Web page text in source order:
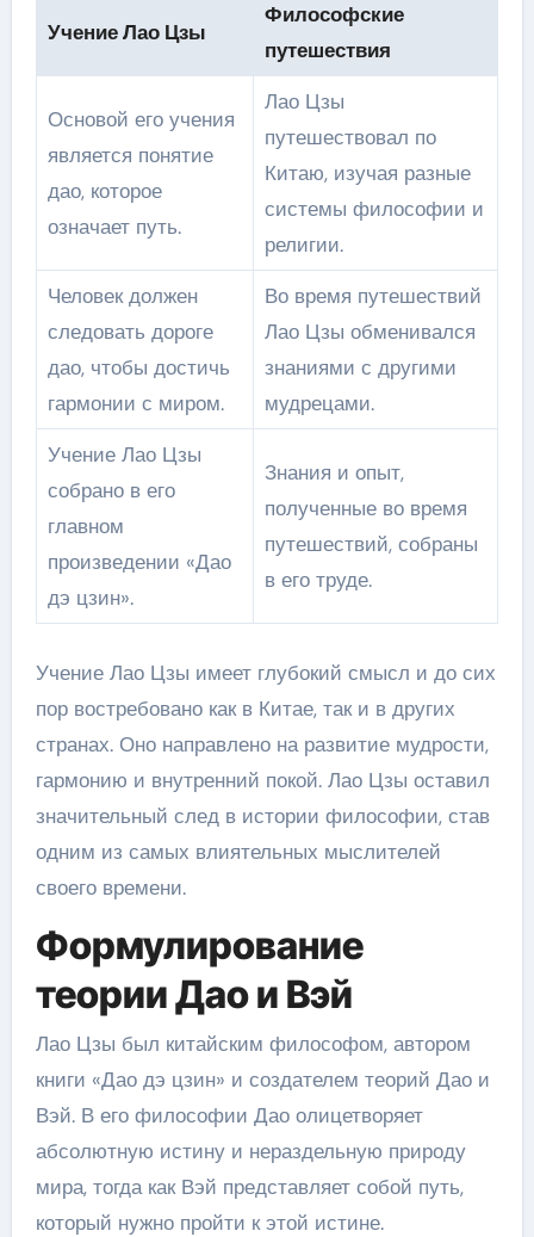
Учение Лао Цзы
Философские
путешествия
Основой его учения
является понятие
дао, которое
означает путь.
Лао Цзы
путешествовал по
Китаю, изучая разные
системы философии и
религии.
Человек должен
следовать дороге
дао, чтобы достичь
гармонии с миром.
Во время путешествий
Лао Цзы обменивался
знаниями с другими
мудрецами.
Учение Лао Цзы
собрано в его
главном
произведении «Дао
дэ цзин».
Знания и опыт,
полученные во время
путешествий, собраны
в его труде.
Учение Лао Цзы имеет глубокий смысл и до сих
пор востребовано как в Китае, так и в других
странах. Оно направлено на развитие мудрости,
гармонию и внутренний покой. Лао Цзы оставил
значительный след в истории философии, став
одним из самых влиятельных мыслителей
своего времени.
Формулирование
теории Дао и Вэй
Лао Цзы был китайским философом, автором
книги «Дао дэ цзин» и создателем теорий Дао и
Вэй. В его философии Дао олицетворяет
абсолютную истину и нераздельную природу
мира, тогда как Вэй представляет собой путь,
который нужно пройти к этой истине.